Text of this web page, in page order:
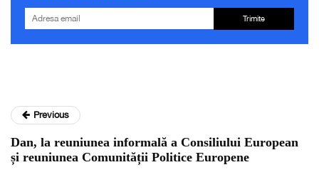
Trimite
Previous
Dan, la reuniunea informală a Consiliului European
și reuniunea Comunității Politice Europene